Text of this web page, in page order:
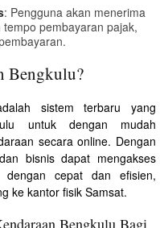
: Pengguna akan menerima
pembayaran pajak,
Bengkulu?
sistem terbaru yang
untuk dengan mudah
secara online. Dengan
bisnis dapat mengakses
dengan cepat dan efisien,
ke kantor fisik Samsat.
Bengkulu Bagi